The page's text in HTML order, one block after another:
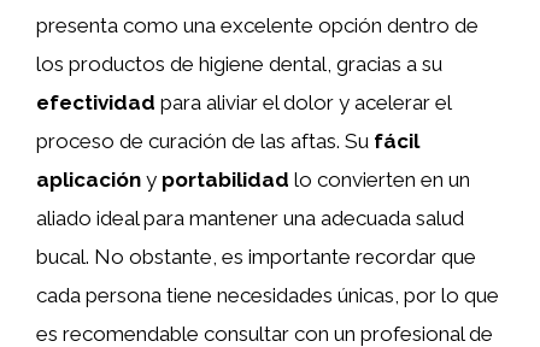
presenta como una excelente opción dentro de
los productos de higiene dental, gracias a su
efectividad para aliviar el dolor y acelerar el
proceso de curación de las aftas. Su fácil
aplicación y portabilidad lo convierten en un
aliado ideal para mantener una adecuada salud
bucal. No obstante, es importante recordar que
cada persona tiene necesidades únicas, por lo que
es recomendable consultar con un profesional de